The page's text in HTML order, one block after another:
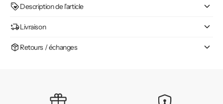
Description de l'article
Livraison
Retours / échanges